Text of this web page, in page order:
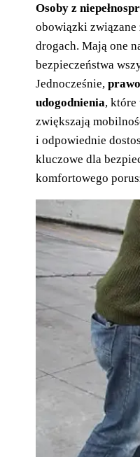
Osoby z
obowiązki związane
drogach. Mają one
bezpieczeństwa
Jednocześnie,
udogodnienia, które
zwiększają
i odpowiednie
kluczowe dla
komfortowego